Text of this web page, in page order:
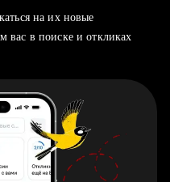
на их новые
вас в поиске и откликах